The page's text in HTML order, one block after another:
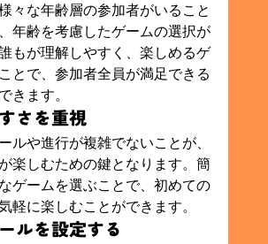
々な年齢層の参加者がいること
年齢を考慮したゲームの選択が
もが理解しやすく、楽しめるゲ
とで、参加者全員が満足できる
きます。
さを重視
ルや進行が複雑でないことが、
楽しむための鍵となります。簡
ゲームを選ぶことで、初めての
軽に楽しむことができます。
ルを設定する